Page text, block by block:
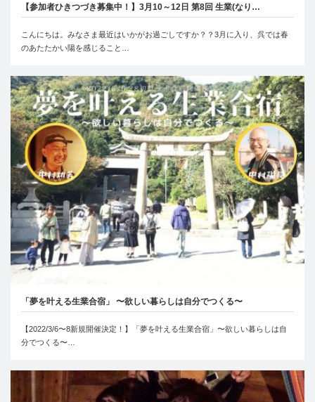
【参加者ひきつづき募集中！】3月10～12日 第8回 生業(なり…
こんにちは。みなさま最近はいかがお過ごしですか？？3月に入り、呉では春
のあたたかい陽を感じること…
「夢を叶える生業合宿」 〜欲しい暮らしは自分でつくる〜
【2022/3/6〜8新規開催決定！】「夢を叶える生業合宿」〜欲しい暮らしは自
分でつくる〜…